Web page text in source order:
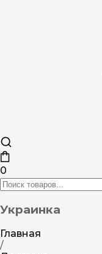
0
Украинка
Главная
/